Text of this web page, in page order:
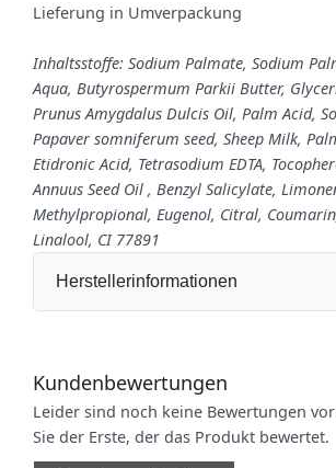
Lieferung in Umverpackung
Inhaltsstoffe: Sodium Palmate, Sodium
Aqua, Butyrospermum Parkii Butter,
Prunus Amygdalus Dulcis Oil, Palm Acid,
Papaver somniferum seed, Sheep Milk,
Etidronic Acid, Tetrasodium EDTA,
Annuus Seed Oil , Benzyl Salicylate,
Methylpropional, Eugenol, Citral,
Linalool, CI 77891
Herstellerinformationen
Kundenbewertungen
Leider sind noch keine Bewertungen
Sie der Erste, der das Produkt bewertet.